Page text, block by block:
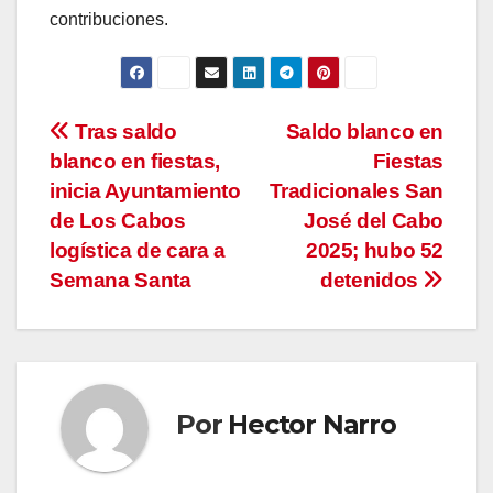
contribuciones.
Navegación
de
entradas
Saldo blanco en
Fiestas
Tradicionales San
José del Cabo
2025; hubo 52
detenidos
Tras saldo
blanco en fiestas,
inicia Ayuntamiento
de Los Cabos
logística de cara a
Semana Santa
Por Hector Narro